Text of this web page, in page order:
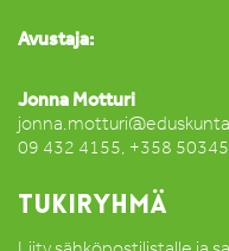
Avustaja:
Jonna Motturi
09 432 4155, +358
TUKIRYHMÄ